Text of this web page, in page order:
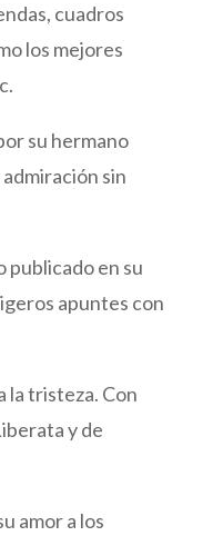
cuadros
los mejores
su hermano
sin
publicado en su
apuntes con
la tristeza. Con
y de
amor a los